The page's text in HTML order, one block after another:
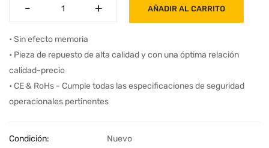
- +
- + AÑADIR AL CARRITO
• Sin efecto memoria
• Pieza de repuesto de alta calidad y con una óptima relación
calidad-precio
• CE & RoHs - Cumple todas las especificaciones de seguridad
operacionales pertinentes
Condición:
Nuevo